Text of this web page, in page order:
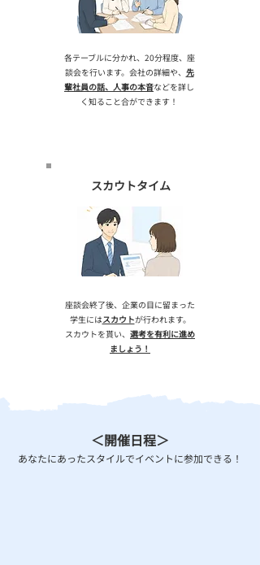
​各テーブルに分かれ、20分程度、座
談会を行います。会社の詳細や、 先
輩社員の話、人事の本音などを詳し
く知ること合ができます！
​スカウトタイム
座談会終了後、企業の目に留まった
学生にはスカウトが行われます。​
​スカウトを貰い、 選考を有利に進め
ましょう！
​＜開催日程＞
​あなたにあったスタイルでイベントに参加できる！